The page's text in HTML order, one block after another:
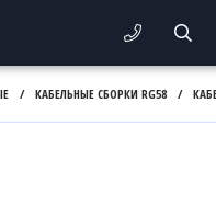
/ КАБЕЛЬНЫЕ СБОРКИ RG58 /